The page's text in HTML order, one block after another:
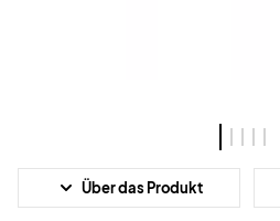
Über das Produkt